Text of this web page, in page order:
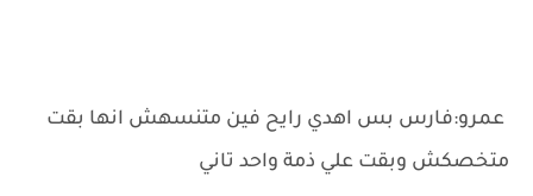
عمرو:فارس بس اهدي رايح فين متنسهش انها بقت
متخصكش وبقت علي ذمة واحد تاني